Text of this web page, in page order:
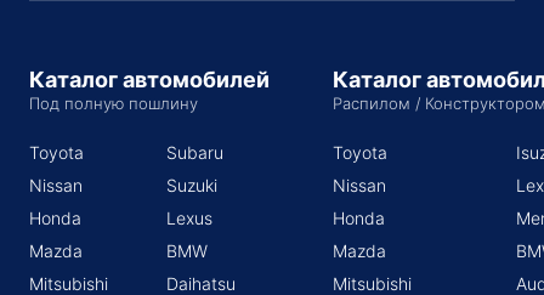
Каталог автомобилей
Под полную пошлину
Toyota
Nissan
Honda
Mazda
Mitsubishi
Subaru
Suzuki
Lexus
BMW
Daihatsu
Каталог
Распилом /
Toyota
Nissan
Honda
Mazda
Mitsubishi